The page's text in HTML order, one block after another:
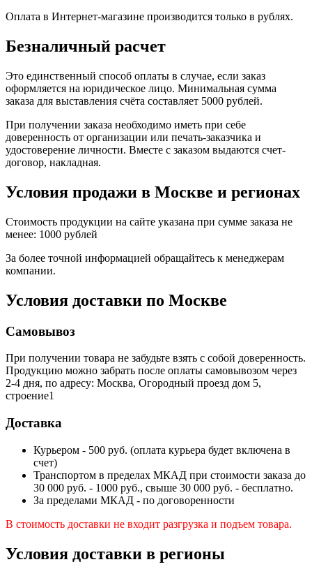
Оплата в Интернет-магазине производится только в рублях.
Безналичный расчет
Это единственный способ оплаты в случае, если заказ
оформляется на юридическое лицо. Минимальная сумма
заказа для выставления счёта составляет 5000 рублей.
При получении заказа необходимо иметь при себе
доверенность от организации или печать-заказчика и
удостоверение личности. Вместе с заказом выдаются счет-
договор, накладная.
Условия продажи в Москве и регионах
Стоимость продукции на сайте указана при сумме заказа не
менее: 1000 рублей
За более точной информацией обращайтесь к менеджерам
компании.
Условия доставки по Москве
Самовывоз
При получении товара не забудьте взять с собой доверенность.
Продукцию можно забрать после оплаты самовывозом через
2-4 дня, по адресу: Москва, Огородный проезд дом 5,
строение1
Доставка
Курьером - 500 руб. (оплата курьера будет включена в
счет)
Транспортом в пределах МКАД при стоимости заказа до
30 000 руб. - 1000 руб., свыше 30 000 руб. - бесплатно.
За пределами МКАД - по договоренности
В стоимость доставки не входит разгрузка и подъем товара.
Условия доставки в регионы